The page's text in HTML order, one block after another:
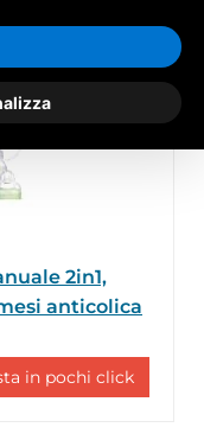
2in1,
anticolica
in pochi click